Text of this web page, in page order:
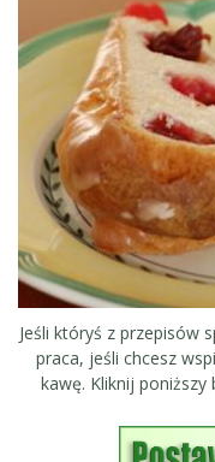
Jeśli któryś z przepisów
praca, jeśli chcesz
kawę. Kliknij